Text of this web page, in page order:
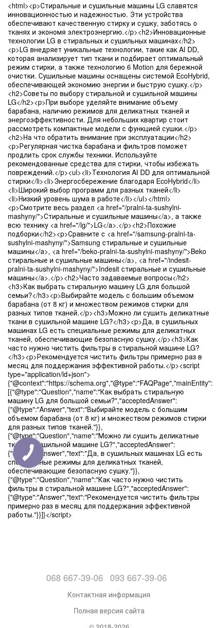
<html><p>Стиральные и сушильные машины LG славятся
инновационностью и надежностью. Эти устройства
обеспечивают качественную стирку и сушку, заботясь о
тканях и экономя электроэнергию.</p><h2>Инновационные
технологии LG в стиральных и сушильных машинах</h2>
<p>LG внедряет уникальные технологии, такие как AI DD,
которая анализирует тип ткани и подбирает оптимальный
режим стирки, а также технологию 6 Motion для бережной
очистки. Сушильные машины оснащены системой EcoHybrid,
обеспечивающей экономию энергии и быструю сушку.</p>
<h2>Советы по выбору стиральной и сушильной машины
LG</h2><p>При выборе уделяйте внимание объему
барабана, наличию режимов для деликатных тканей и
энергоэффективности. Для небольших квартир стоит
рассмотреть компактные модели с функцией сушки.</p>
<h2>На что обратить внимание при эксплуатации</h2>
<p>Регулярная чистка барабана и фильтров поможет
продлить срок службы техники. Используйте
рекомендованные средства для стирки, чтобы избежать
повреждений.</p><ul><li>Технология AI DD для оптимальной
стирки</li><li>Энергосбережение благодаря EcoHybrid</li>
<li>Широкий выбор программ для разных тканей</li>
<li>Низкий уровень шума в работе</li></ul></html>
<p>Смотрите весь раздел <a href="/pralni-ta-sushylni-
mashyny/">Стиральные и сушильные машины</a>, а также
всю технику <a href="/lg/">LG</a>.</p><h2>Похожие
подборки</h2><p>Сравните с <a href="/samsung-pralni-ta-
sushylni-mashyny/">Samsung стиральные и сушильные
машины</a>, <a href="/beko-pralni-ta-sushylni-mashyny/">Beko
стиральные и сушильные машины</a>, <a href="/indesit-
pralni-ta-sushylni-mashyny/">Indesit стиральные и сушильные
машины</a>.</p><h2>Часто задаваемые вопросы</h2>
<h3>Как выбрать стиральную машину LG для большой
семьи?</h3><p>Выбирайте модель с большим объемом
барабана (от 8 кг) и множеством режимов стирки для
разных типов тканей.</p><h3>Можно ли сушить деликатные
ткани в сушильной машине LG?</h3><p>Да, в сушильных
машинах LG есть специальные режимы для деликатных
тканей, обеспечивающие безопасную сушку.</p><h3>Как
часто нужно чистить фильтры в стиральной машине LG?
</h3><p>Рекомендуется чистить фильтры примерно раз в
месяц для поддержания эффективной работы.</p><script
type="application/ld+json">
{"@context":"https://schema.org","@type":"FAQPage","mainEntity":
[{"@type":"Question","name":"Как выбрать стиральную
машину LG для большой семьи?","acceptedAnswer":
{"@type":"Answer","text":"Выбирайте модель с большим
объемом барабана (от 8 кг) и множеством режимов стирки
для разных типов тканей."}},
{"@type":"Question","name":"Можно ли сушить деликатные
ткани в сушильной машине LG?","acceptedAnswer":
{"@type":"Answer","text":"Да, в сушильных машинах LG есть
специальные режимы для деликатных тканей,
обеспечивающие безопасную сушку."}},
{"@type":"Question","name":"Как часто нужно чистить
фильтры в стиральной машине LG?","acceptedAnswer":
{"@type":"Answer","text":"Рекомендуется чистить фильтры
примерно раз в месяц для поддержания эффективной
работы."}}]}</script>
068 667-39-06 093 667-39-06
Контактная информация
Полная версия сайта